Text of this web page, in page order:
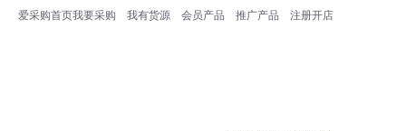
爱采购首页我要采购 我有货源 会员产品 推广产品 注册开店